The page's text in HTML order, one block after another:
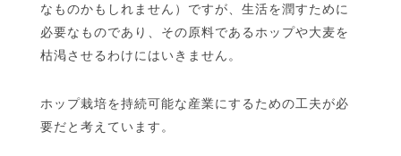
なものかもしれません）ですが、生活を潤すために
必要なものであり、その原料であるホップや大麦を
枯渇させるわけにはいきません。
ホップ栽培を持続可能な産業にするための工夫が必
要だと考えています。